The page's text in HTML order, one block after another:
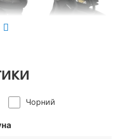
і розширена
Spark SP150S-22 є
Чорний